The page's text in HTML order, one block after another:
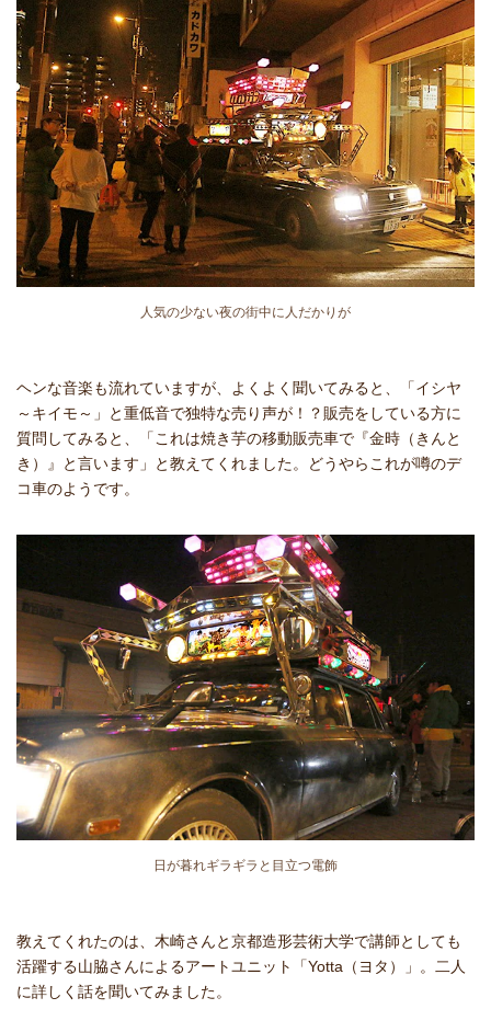
人気の少ない夜の街中に人だかりが
ヘンな音楽も流れていますが、よくよく聞いてみると、「イシヤ
～キイモ～」と重低音で独特な売り声が！？販売をしている方に
質問してみると、「これは焼き芋の移動販売車で『金時（きんと
き）』と言います」と教えてくれました。どうやらこれが噂のデ
コ車のようです。
日が暮れギラギラと目立つ電飾
教えてくれたのは、木崎さんと京都造形芸術大学で講師としても
活躍する山脇さんによるアートユニット「Yotta（ヨタ）」。二人
に詳しく話を聞いてみました。